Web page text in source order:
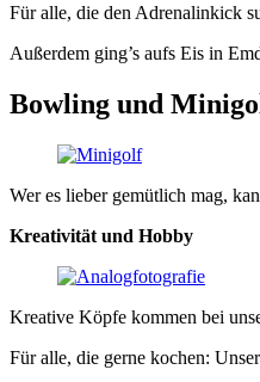
Für alle, die den Adrenalinkick
Außerdem ging’s aufs Eis in
Bowling und
Wer es lieber gemütlich mag,
Kreativität und Hobby
Kreative Köpfe kommen bei
Für alle, die gerne kochen: